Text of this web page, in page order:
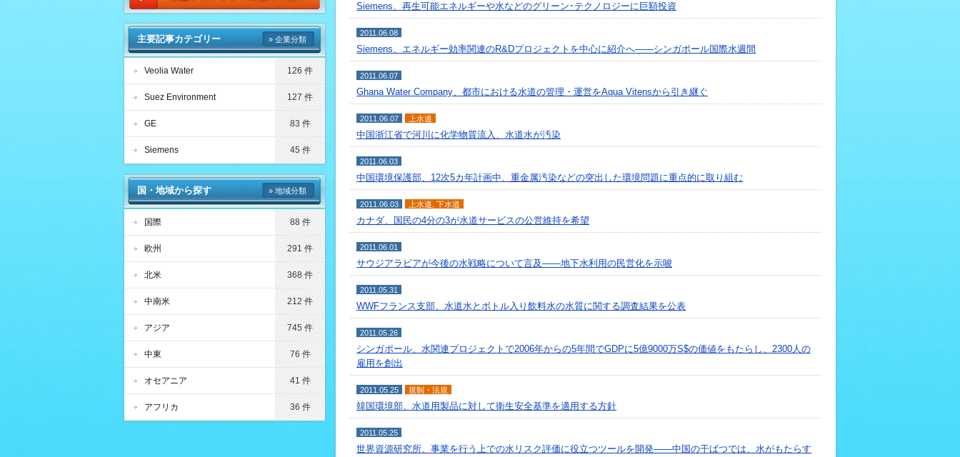
Siemens、再生可能エネルギーや水などのグリーン･テクノロジーに巨額投資
2011.06.08
Siemens、エネルギー効率関連のR&Dプロジェクトを中心に紹介へ――シンガポール国際水週間
2011.06.07
Ghana Water Company、都市における水道の管理・運営をAqua Vitensから引き継ぐ
2011.06.07 上水道
中国浙江省で河川に化学物質流入、水道水が汚染
2011.06.03
中国環境保護部、12次5カ年計画中、重金属汚染などの突出した環境問題に重点的に取り組む
2011.06.03 上水道 ,下水道
カナダ、国民の4分の3が水道サービスの公営維持を希望
2011.06.01
サウジアラビアが今後の水戦略について言及――地下水利用の民営化を示唆
2011.05.31
WWFフランス支部、水道水とボトル入り飲料水の水質に関する調査結果を公表
2011.05.26
シンガポール、水関連プロジェクトで2006年からの5年間でGDPに5億9000万S$の価値をもたらし、2300人の
雇用を創出
2011.05.25 規制・法規
韓国環境部、水道用製品に対して衛生安全基準を適用する方針
2011.05.25
世界資源研究所、事業を行う上での水リスク評価に役立つツールを開発――中国の干ばつでは、水がもたらす
主要記事カテゴリー » 企業分類
Veolia Water 126 件
Suez Environment 127 件
GE 83 件
Siemens 45 件
国・地域から探す » 地域分類
国際 88 件
欧州 291 件
北米 368 件
中南米 212 件
アジア 745 件
中東 76 件
オセアニア 41 件
アフリカ 36 件